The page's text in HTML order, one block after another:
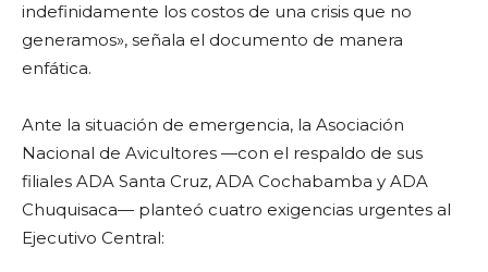
indefinidamente los costos de una crisis que no
generamos», señala el documento de manera
enfática.
Ante la situación de emergencia, la Asociación
Nacional de Avicultores —con el respaldo de sus
filiales ADA Santa Cruz, ADA Cochabamba y ADA
Chuquisaca— planteó cuatro exigencias urgentes al
Ejecutivo Central: